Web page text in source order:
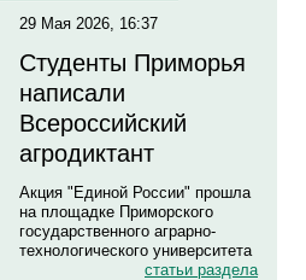
29 Мая 2026, 16:37
Студенты Приморья
написали
Всероссийский
агродиктант
Акция "Единой России" прошла
на площадке Приморского
государственного аграрно-
технологического университета
статьи раздела